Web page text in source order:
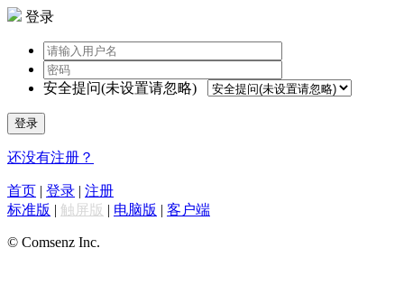
登录
安全提问(未设置请忽略)
登录
还没有注册？
首页 | 登录 | 注册
标准版 | 触屏版 | 电脑版 | 客户端
© Comsenz Inc.